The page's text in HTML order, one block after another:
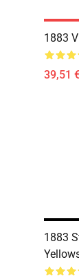
1883
39,51
1883